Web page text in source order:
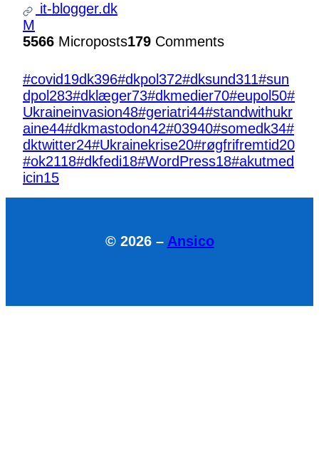
it-blogger.dk
M
5566 Microposts179 Comments
#covid19dk396#dkpol372#dksund311#sun
dpol 283#dklæger73#dkmedier70#eupol 50#
Ukraineinvasion48#geriatri44#standwithukr
aine44#dkmastodon42#03940#somedk34#
dktwitter24#Ukrainekrise20#røgfrifremtid20
#ok2118#dkfedi18#WordPress18#akutmed
icin15
© 2026 – Ansico